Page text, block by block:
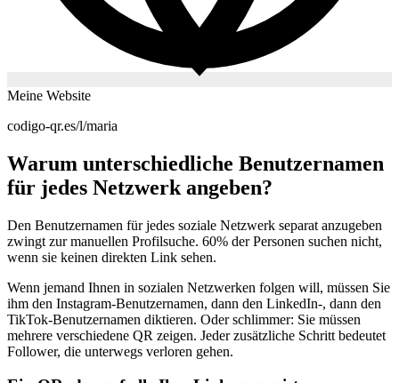
Meine Website
codigo-qr.es/l/maria
Warum unterschiedliche Benutzernamen
für jedes Netzwerk angeben?
Den Benutzernamen für jedes soziale Netzwerk separat anzugeben
zwingt zur manuellen Profilsuche. 60% der Personen suchen nicht,
wenn sie keinen direkten Link sehen.
Wenn jemand Ihnen in sozialen Netzwerken folgen will, müssen Sie
ihm den Instagram-Benutzernamen, dann den LinkedIn-, dann den
TikTok-Benutzernamen diktieren. Oder schlimmer: Sie müssen
mehrere verschiedene QR zeigen. Jeder zusätzliche Schritt bedeutet
Follower, die unterwegs verloren gehen.